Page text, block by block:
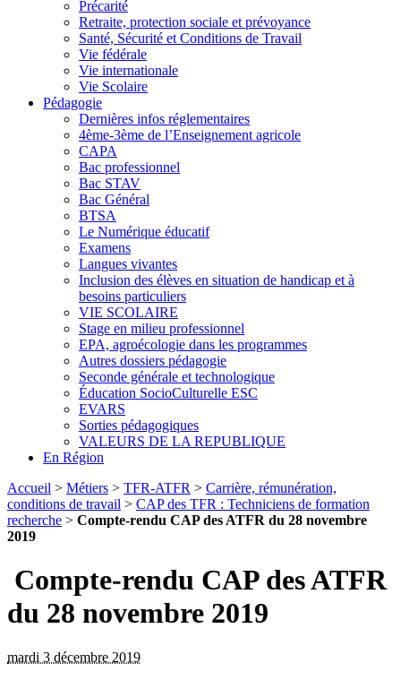
Précarité
Retraite, protection sociale et prévoyance
Santé, Sécurité et Conditions de Travail
Vie fédérale
Vie internationale
Vie Scolaire
Pédagogie
Dernières infos réglementaires
4ème-3ème de l’Enseignement agricole
CAPA
Bac professionnel
Bac STAV
Bac Général
BTSA
Le Numérique éducatif
Examens
Langues vivantes
Inclusion des élèves en situation de handicap et à
besoins particuliers
VIE SCOLAIRE
Stage en milieu professionnel
EPA, agroécologie dans les programmes
Autres dossiers pédagogie
Seconde générale et technologique
Éducation SocioCulturelle ESC
EVARS
Sorties pédagogiques
VALEURS DE LA REPUBLIQUE
En Région
Accueil > Métiers > TFR-ATFR > Carrière, rémunération,
conditions de travail > CAP des TFR : Techniciens de formation
recherche > Compte-rendu CAP des ATFR du 28 novembre
2019
Compte-rendu CAP des ATFR
du 28 novembre 2019
mardi 3 décembre 2019